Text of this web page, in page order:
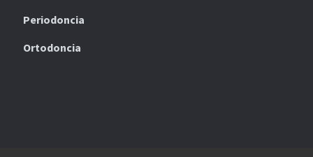
Periodoncia
Ortodoncia